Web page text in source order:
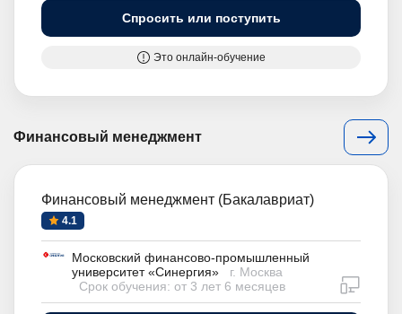
Спросить или поступить
Это онлайн-обучение
Финансовый менеджмент
Финансовый менеджмент (Бакалавриат)
4.1
Московский финансово-промышленный
университет «Синергия»
г. Москва
Срок обучения: от 3 лет 6 месяцев